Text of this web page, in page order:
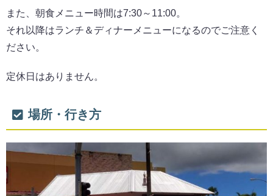
また、朝食メニュー時間は7:30～11:00。
それ以降はランチ＆ディナーメニューになるのでご注意く
ださい。
定休日はありません。
場所・行き方